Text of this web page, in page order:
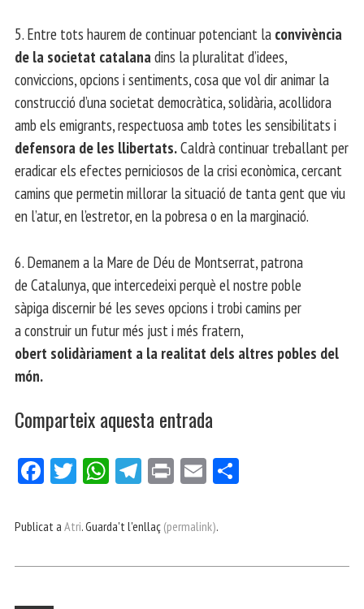
5. Entre tots haurem de continuar potenciant la convivència
de la societat catalana dins la pluralitat d’idees,
conviccions, opcions i sentiments, cosa que vol dir animar la
construcció d’una societat democràtica, solidària, acollidora
amb els emigrants, respectuosa amb totes les sensibilitats i
defensora de les llibertats.Caldrà continuar treballant per
eradicar els efectes perniciosos de la crisi econòmica, cercant
camins que permetin millorar la situació de tanta gent que viu
en l’atur, en l’estretor, en la pobresa o en la marginació.
6. Demanem a la Mare de Déu de Montserrat, patrona
de Catalunya, que intercedeixi perquè el nostre poble
sàpiga discernir bé les seves opcions i trobi camins per
a construir un futur més just i més fratern,
obert solidàriament a la realitat dels altres pobles del
món.
Comparteix aquesta entrada
Fa
bo
Tw
er
W
ts
p
Te
gr
m
Pri E
ail
ei
Publicat a Atri. Guarda't l'enllaç (permalink).